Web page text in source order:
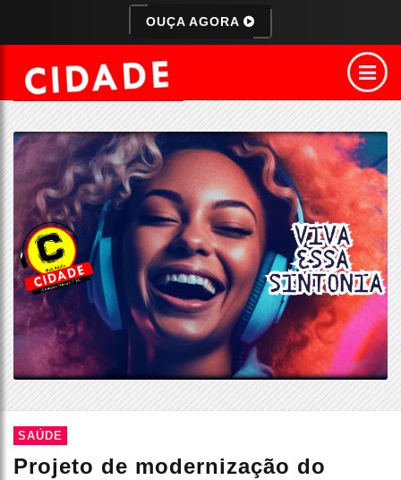
OUÇA AGORA
SAÚDE
Projeto de modernização do